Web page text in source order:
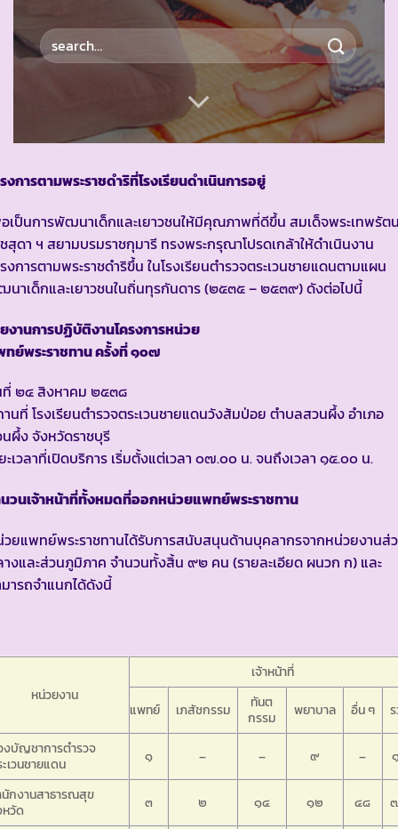
งการตามพระราชดำริที่โรงเรียนดำเนินการอยู่
เป็นการพัฒนาเด็กและเยาวชนให้มีคุณภาพที่ดีขึ้น สมเด็จพระเทพรัต
สุดา ฯ สยามบรมราชกุมารี ทรงพระกรุณาโปรดเกล้าให้ดำเนินงาน
งการตามพระราชดำริขึ้น ในโรงเรียนตำรวจตระเวนชายแดนตามแผน
าเด็กและเยาวชนในถิ่นทุรกันดาร (๒๕๓๕ – ๒๕๓๙) ดังต่อไปนี้
งานการปฏิบัติงานโครงการหน่วย
ย์พระราชทาน ครั้งที่ ๑๐๗
๒๔ สิงหาคม ๒๕๓๘
นที่ โรงเรียนตำรวจตระเวนชายแดนวังส้มป่อย ตำบลสวนผึ้ง อำเภอ
ผึ้ง จังหวัดราชบุรี
ะเวลาที่เปิดบริการ เริ่มตั้งแต่เวลา ๐๗.๐๐ น. จนถึงเวลา ๑๕.๐๐ น.
วนเจ้าหน้าที่ทั้งหมดที่ออกหน่วยแพทย์พระราชทาน
ยแพทย์พระราชทานได้รับการสนับสนุนด้านบุคลากรจากหน่วยงานส่
งและส่วนภูมิภาค จำนวนทั้งสิ้น ๙๒ คน (รายละเอียด ผนวก ก) และ
ารถจำแนกได้ดังนี้
หน่วยงาน
เจ้าหน้าที่
แพทย์
เภสัชกรรม
ทันต
กรรม
พยาบาล อื่น ๆ
บัญชาการตำรวจ
เวนชายแดน
๑ – – ๙ –
กงานสาธารณสุข
วัด
๓ ๒ ๑๔ ๑๒ ๔๘